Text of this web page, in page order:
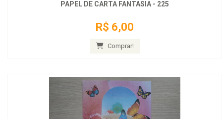
PAPEL DE CARTA FANTASIA - 225
R$ 6,00
Comprar!